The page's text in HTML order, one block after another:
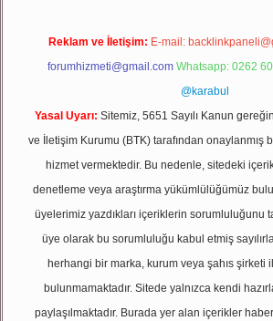
Reklam ve İletişim: E-mail:
forumhizmeti@gmail.com Whatsapp: 0262
@karabul
Yasal Uyarı: Sitemiz, 5651 Sayılı Kanun
ve İletişim Kurumu (BTK) tarafından onaylanmış
hizmet vermektedir. Bu nedenle, sitedeki
denetleme veya araştırma yükümlülüğümüz
üyelerimiz yazdıkları içeriklerin sorumluluğunu
üye olarak bu sorumluluğu kabul etmiş
herhangi bir marka, kurum veya şahıs şirketi
bulunmamaktadır. Sitede yalnızca kendi
paylaşılmaktadır. Burada yer alan içerikler